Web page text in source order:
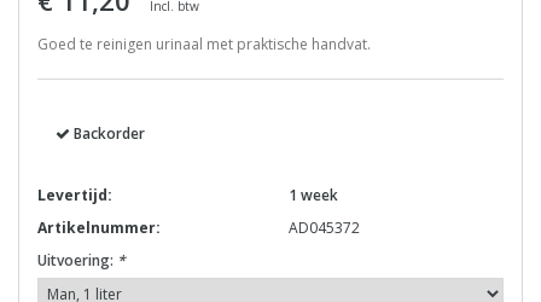
Incl. btw
Goed te reinigen urinaal met praktische handvat.
Backorder
Levertijd:
1 week
Artikelnummer:
AD045372
Uitvoering: *